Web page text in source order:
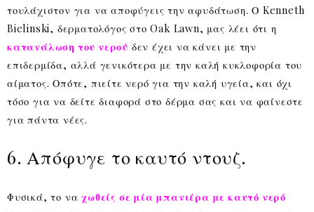
τουλάχιστον για να αποφύγεις την αφυδάτωση. Ο Kenneth
Bielinski, δερματολόγος στο Oak Lawn, μας λέει ότι η
κατανάλωση του νερού δεν έχει να κάνει με την
επιδερμίδα, αλλά γενικότερα με την καλή κυκλοφορία του
αίματος. Οπότε, πιείτε νερό για την καλή υγεία, και όχι
τόσο για να δείτε διαφορά στο δέρμα σας και να φαίνεστε
για πάντα νέες.
6. Απόφυγε το καυτό ντουζ.
Φυσικά, το να χωθείς σε μία μπανιέρα με καυτό νερό